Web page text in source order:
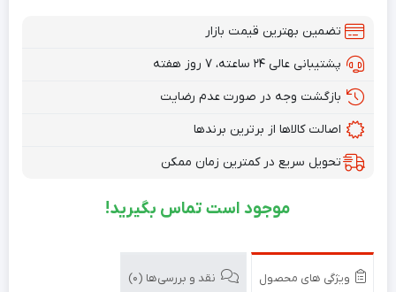
ion، Hero3+، Hero3، Hero2، He
ro1، Hero (2018)، Fusion و اکثر
دوربین‌های اکشن.
تضمین بهترین قیمت بازار
پشتیبانی عالی ۲۴ ساعته، ۷ روز هفته
بازگشت وجه در صورت عدم رضایت
اصالت کالاها از برترین برندها
تحویل سریع در کمترین زمان ممکن
موجود است تماس بگیرید!
ویژگی های محصول نقد و بررسی‌ها (0)